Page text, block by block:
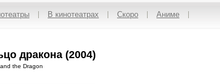
В кинотеатрах Скоро Аниме
дракона (2004)
the Dragon